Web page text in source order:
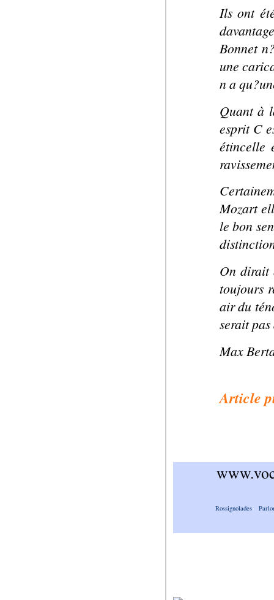
Ils ont
Bonnet
une
n a
Quant à
esprit C
étincelle
Mozart
le bon
On dirait
toujours
air du
serait
Max
Article
Rossignolades